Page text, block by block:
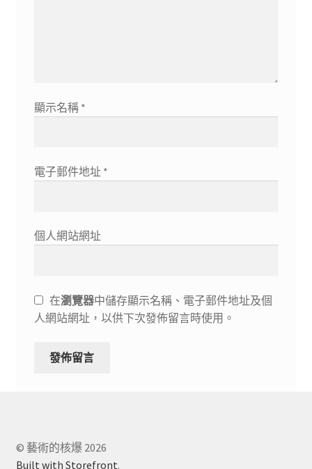
顯示名稱 *
電子郵件地址 *
個人網站網址
在瀏覽器中儲存顯示名稱、電子郵件地址及個
人網站網址，以供下次發佈留言時使用。
© 藝術的核爆 2026
Built with Storefront.